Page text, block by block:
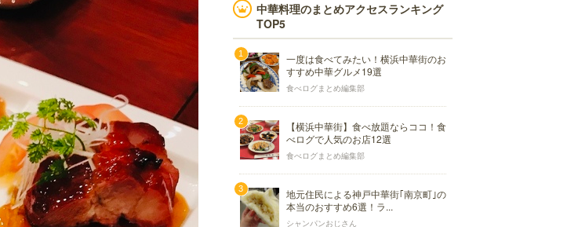
中華料理のまとめアクセスランキング
TOP5
一度は食べてみたい！横浜中華街のお
すすめ中華グルメ19選
食べログまとめ編集部
【横浜中華街】食べ放題ならココ！食
べログで人気のお店12選
食べログまとめ編集部
地元住民による神戸中華街｢南京町｣の
本当のおすすめ6選！ラ...
シャンパンおじさん